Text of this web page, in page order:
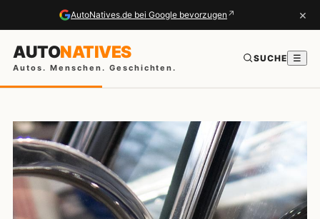
AutoNatives.de bei Google bevorzugen ↗ ×
AUTONATIVES
Autos. Menschen. Geschichten.
SUCHE ☰